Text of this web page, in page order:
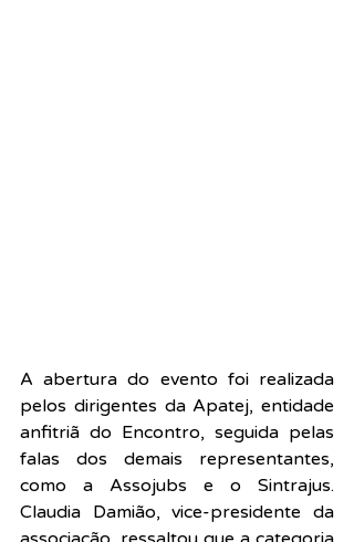
A abertura do evento foi realizada
pelos dirigentes da Apatej, entidade
anfitriã do Encontro, seguida pelas
falas dos demais representantes,
como a Assojubs e o Sintrajus.
Claudia Damião, vice-presidente da